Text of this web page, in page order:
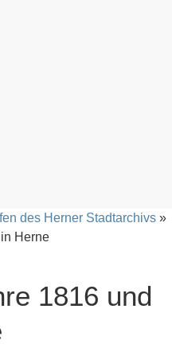
des Herner Stadtarchivs »
Herne
1816 und